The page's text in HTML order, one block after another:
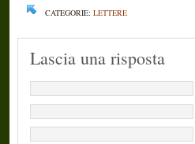
CATEGORIE: LETTERE
Lascia una risposta